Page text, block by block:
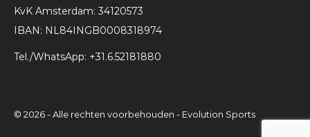
KvK Amsterdam: 34120573
IBAN: NL84INGB0008318974
Tel./WhatsApp: +31.6.52181880
© 2026 - Alle rechten voorbehouden - Evolution Sports